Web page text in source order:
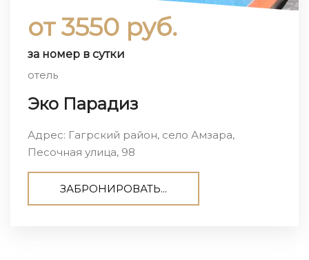
от 3550 руб.
за номер в сутки
отель
Эко Парадиз
Адрес: Гагрский район, село Амзара,
Песочная улица, 98
ЗАБРОНИРОВАТЬ...